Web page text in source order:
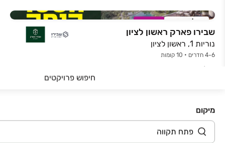
חיפוש פרויקטים
מיקום
אכלוס קרוב במבצע
שבירו פארק ראשון לציון
נוריות 1, ראשון לציון
4-6 חדרים • 10 קומות
החל מ-
עד 150K הנחה
אכלוס קרוב
שבירו בראש העין
שבזי 201, ראש העין